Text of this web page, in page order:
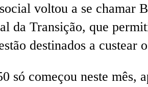
voltou a se
da Transição, que
destinados a custear
só começou neste